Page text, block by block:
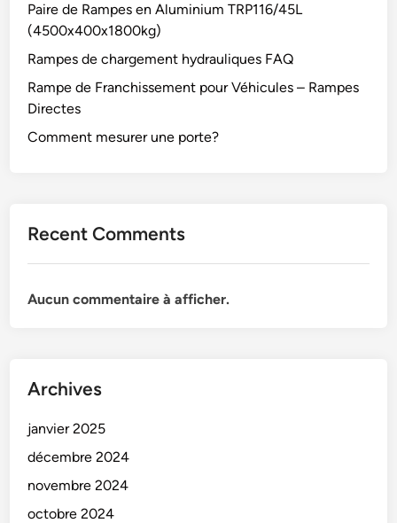
Paire de Rampes en Aluminium TRP116/45L
(4500x400x1800kg)
Rampes de chargement hydrauliques FAQ
Rampe de Franchissement pour Véhicules – Rampes
Directes
Comment mesurer une porte?
Recent Comments
Aucun commentaire à afficher.
Archives
janvier 2025
décembre 2024
novembre 2024
octobre 2024